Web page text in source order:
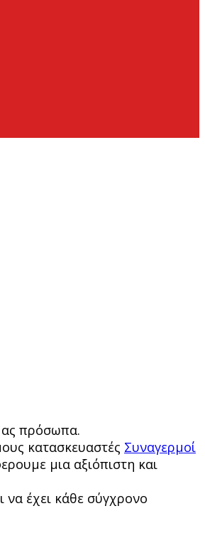
πρόσωπα.
κατασκευαστές Συναγερμοί
μια αξιόπιστη και
να έχει κάθε σύγχρονο